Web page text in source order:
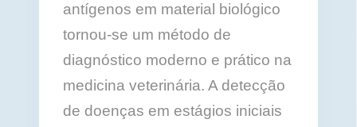
antígenos em material biológico
tornou-se um método de
diagnóstico moderno e prático na
medicina veterinária. A detecção
de doenças em estágios iniciais